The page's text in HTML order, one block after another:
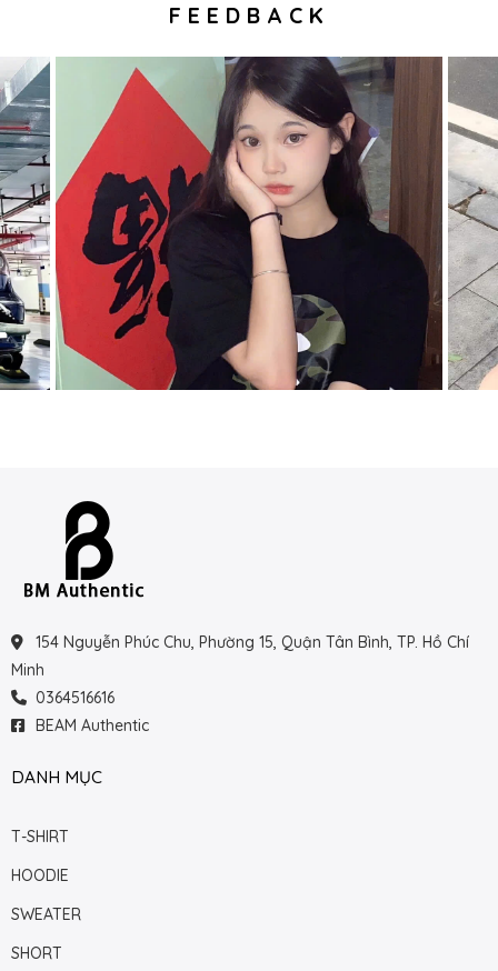
FEEDBACK
154 Nguyễn Phúc Chu, Phường 15, Quận Tân Bình, TP. Hồ Chí
Minh
0364516616
BEAM Authentic
DANH MỤC
T-SHIRT
HOODIE
SWEATER
SHORT